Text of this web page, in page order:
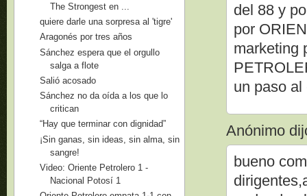
del 88 y
por
marketing
un paso
Anónimo
bueno
The Strongest en ...
quiere darle una sorpresa al 'tigre'
Aragonés por tres años
Sánchez espera que el orgullo
salga a flote
Salió acosado
Sánchez no da oída a los que lo
critican
“Hay que terminar con dignidad”
¡Sin ganas, sin ideas, sin alma, sin
sangre!
Video: Oriente Petrolero 1 -
Nacional Potosí 1